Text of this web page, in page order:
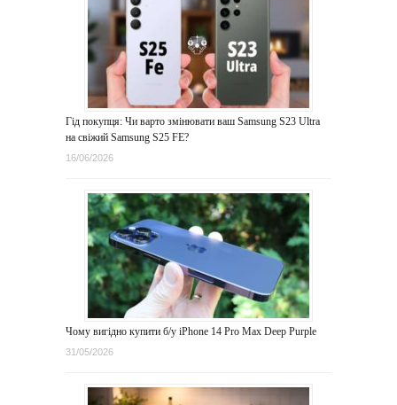
Гід покупця: Чи варто змінювати ваш Samsung S23 Ultra
на свіжий Samsung S25 FE?
16/06/2026
Чому вигідно купити б/у iPhone 14 Pro Max Deep Purple
31/05/2026